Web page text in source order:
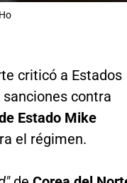
criticó a Estados
contra
Estado Mike
el régimen.